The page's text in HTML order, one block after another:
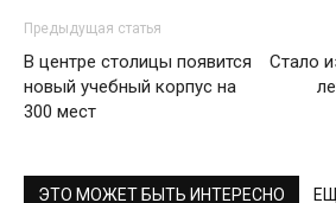
Предыдущая статья
В центре столицы появится
новый учебный корпус на
300 мест
Стало
ЭТО МОЖЕТ БЫТЬ ИНТЕРЕСНО